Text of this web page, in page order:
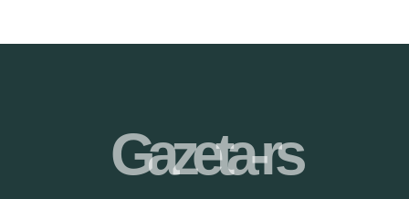
Gazeta-rs